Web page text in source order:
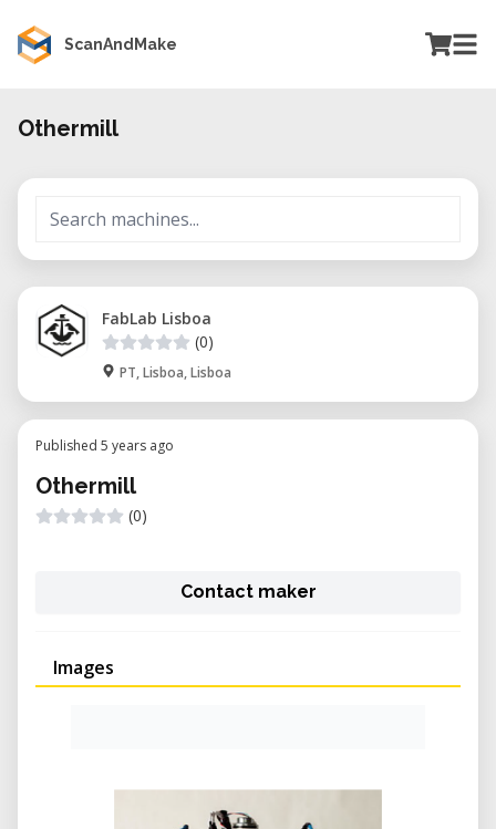
ScanAndMake
Othermill
FabLab Lisboa
(0)
PT, Lisboa, Lisboa
Published 5 years ago
Othermill
(0)
Contact maker
Images